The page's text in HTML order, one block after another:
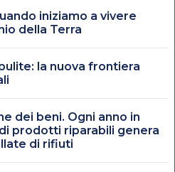
iniziamo a vivere
della Terra
la nuova frontiera
dei beni. Ogni anno in
prodotti riparabili genera
di rifiuti